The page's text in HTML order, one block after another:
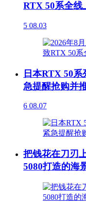
RTX 50系全线
5 08.03
日本RTX 50
急提醒抢购并
6 08.07
把钱花在刀刃
5080打造的海